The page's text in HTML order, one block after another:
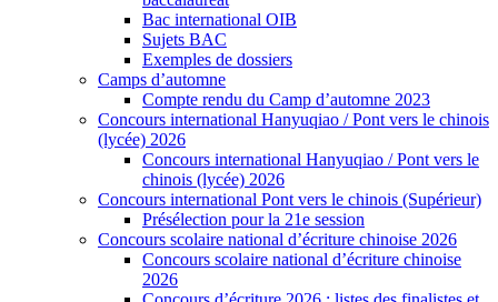
Bac international OIB
Sujets BAC
Exemples de dossiers
Camps d’automne
Compte rendu du Camp d’automne 2023
Concours international Hanyuqiao / Pont vers le chinois
(lycée) 2026
Concours international Hanyuqiao / Pont vers le
chinois (lycée) 2026
Concours international Pont vers le chinois (Supérieur)
Présélection pour la 21e session
Concours scolaire national d’écriture chinoise 2026
Concours scolaire national d’écriture chinoise
2026